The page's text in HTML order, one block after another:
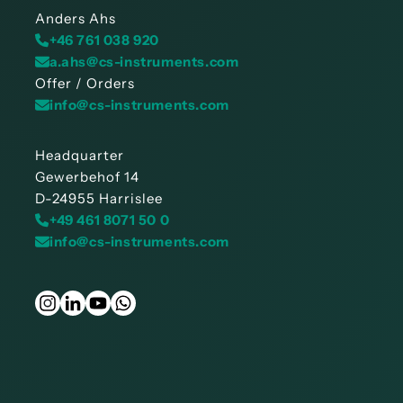
Anders Ahs
+46 761 038 920
a.ahs@cs-instruments.com
Offer / Orders
info@cs-instruments.com
Headquarter
Gewerbehof 14
D-24955 Harrislee
+49 461 8071 50 0
info@cs-instruments.com